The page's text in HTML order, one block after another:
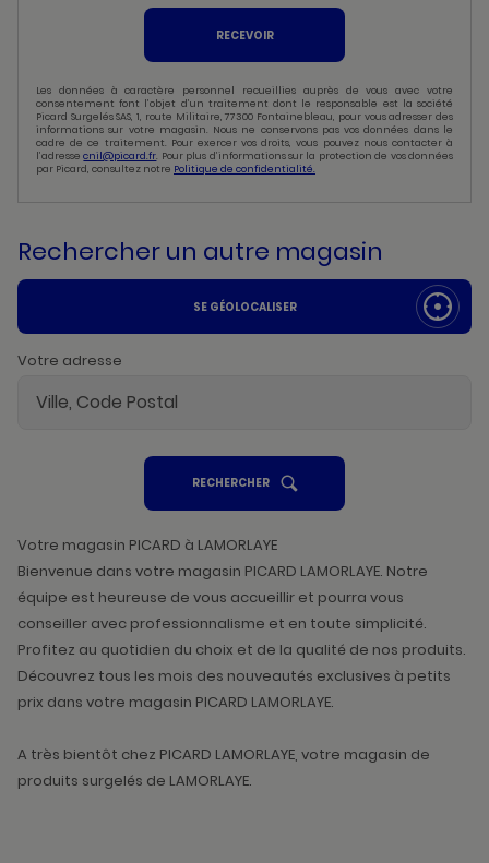
RECEVOIR
Les données à caractère personnel recueillies auprès de vous avec votre
consentement font l’objet d’un traitement dont le responsable est la société
Picard Surgelés SAS, 1, route Militaire, 77300 Fontainebleau, pour vous adresser des
informations sur votre magasin. Nous ne conservons pas vos données dans le
cadre de ce traitement. Pour exercer vos droits, vous pouvez nous contacter à
l’adressecnil@picard.fr. Pour plus d’informations sur la protection de vos données
par Picard, consultez notre Politique de confidentialité.
Rechercher un autre magasin
SE GÉOLOCALISER
Votre adresse
RECHERCHERUN
POINT
VENTE
Votre magasin PICARD à LAMORLAYE
Bienvenue dans votre magasin PICARD LAMORLAYE. Notre
équipe est heureuse de vous accueillir et pourra vous
conseiller avec professionnalisme et en toute simplicité.
Profitez au quotidien du choix et de la qualité de nos produits.
Découvrez tous les mois des nouveautés exclusives à petits
prix dans votre magasin PICARD LAMORLAYE.
A très bientôt chez PICARD LAMORLAYE, votre magasin de
produits surgelés de LAMORLAYE.